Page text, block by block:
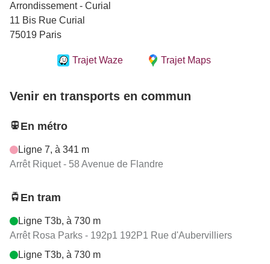
Arrondissement - Curial
11 Bis Rue Curial
75019 Paris
Trajet Waze Trajet Maps
Venir en transports en commun
En métro
Ligne 7, à 341 m
Arrêt Riquet - 58 Avenue de Flandre
En tram
Ligne T3b, à 730 m
Arrêt Rosa Parks - 192p1 192P1 Rue d'Aubervilliers
Ligne T3b, à 730 m